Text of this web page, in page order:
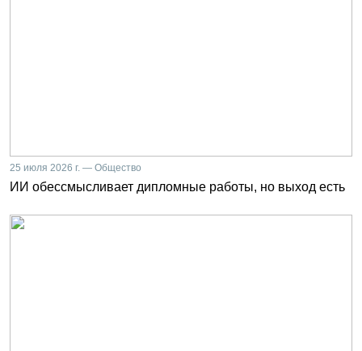
25 июля 2026 г. — Общество
ИИ обессмысливает дипломные работы, но выход есть